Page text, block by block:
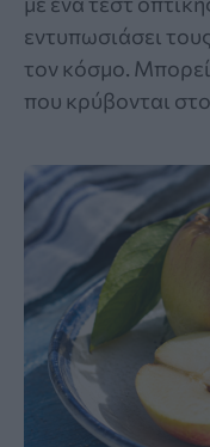
εντυπωσιάσει
τον κόσμο.
που κρύβονται